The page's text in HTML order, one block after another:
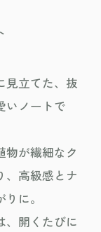
見立てた、抜
いノートで
物が繊細なク
、高級感とナ
に。
、開くたびに